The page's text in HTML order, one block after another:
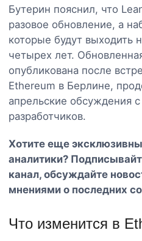
Бутерин пояснил, что
разовое обновление, а
которые будут выходить
четырех лет.
опубликована после
Ethereum в Берлине,
апрельские обсуждения
разработчиков.
Хотите еще
аналитики?
канал, обсуждайте
мнениями о последних
Что изменится в